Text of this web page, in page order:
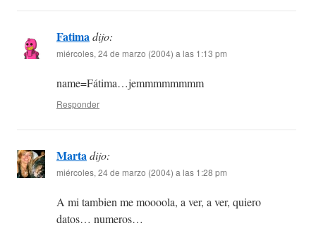
Fatimadijo:
miércoles, 24 de marzo (2004) a las 1:13 pm
name=Fátima…jemmmmmmmm
Responder
Martadijo:
miércoles, 24 de marzo (2004) a las 1:28 pm
A mi tambien me moooola, a ver, a ver, quiero
datos… numeros…